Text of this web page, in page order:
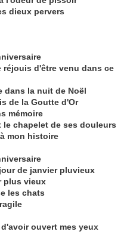
dieux pervers
réjouis d'être venu dans ce
dans la nuit de Noël
de la Goutte d'Or
mémoire
le chapelet de ses douleurs
mon histoire
de janvier pluvieux
plus vieux
les chats
ouvert mes yeux